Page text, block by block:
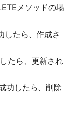
メソッドの場
したら、作成さ
たら、更新され
功したら、削除